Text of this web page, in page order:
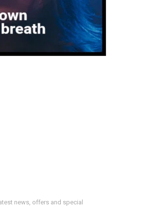
news, offers and special